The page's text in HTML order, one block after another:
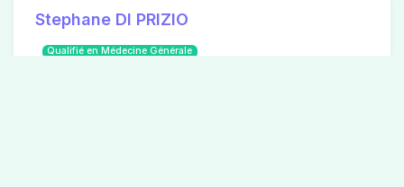
Stephane DI PRIZIO
Qualifié en Médecine Générale